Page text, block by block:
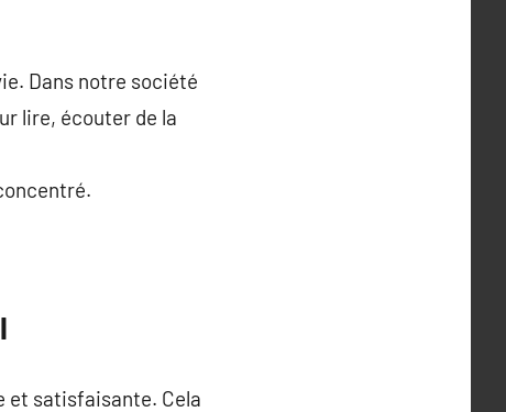
Dans notre société
lire, écouter de la
et satisfaisante. Cela